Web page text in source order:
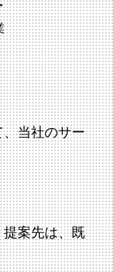
当社のサー
案先は、既